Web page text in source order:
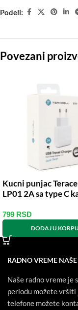
Podeli:
Povezani
Kucni punjac
LP01 2A sa type C
799 RSD
DODAJ U KORPU
RADNO VREME
Naše radno vreme je
periodu možete vršiti
telefone možete